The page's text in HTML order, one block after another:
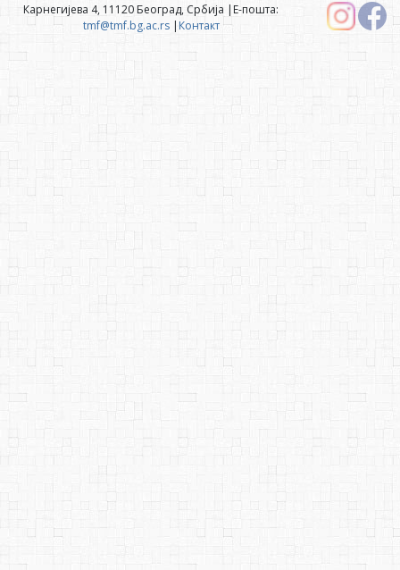
Карнегијева 4, 11120 Београд, Србија |Е-пошта:
tmf@tmf.bg.ac.rs| Контакт